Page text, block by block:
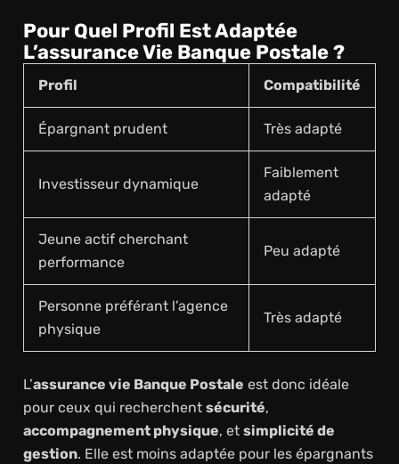
Pour Quel Profil Est Adaptée
L’assurance Vie Banque Postale ?
Profil Compatibilité
Épargnant prudent Très adapté
Investisseur dynamique
Faiblement
adapté
Jeune actif cherchant
performance
Peu adapté
Personne préférant l’agence
physique
Très adapté
L’assurance vie Banque Postale est donc idéale
pour ceux qui recherchent sécurité,
accompagnement physique, et simplicité de
gestion. Elle est moins adaptée pour les épargnants